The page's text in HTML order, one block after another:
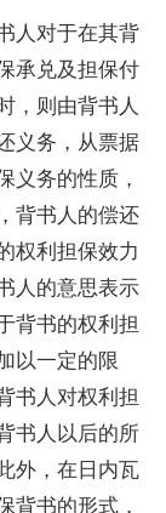
人对于在其背
承兑及担保付
，则由背书人
义务，从票据
义务的性质，
背书人的偿还
权利担保效力
人的意思表示
背书的权利担
以一定的限
书人对权利担
书人以后的所
外，在日内瓦
背书的形式，